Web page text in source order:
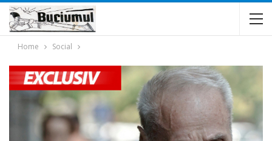
Home Social